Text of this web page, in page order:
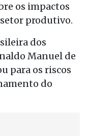
os impactos
produtivo.
dos
Manuel de
para os riscos
do